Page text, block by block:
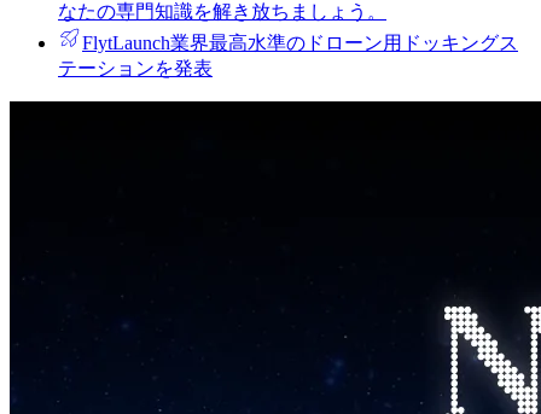
なたの専門知識を解き放ちましょう。
FlytLaunch業界最高水準のドローン用ドッキングス
テーションを発表